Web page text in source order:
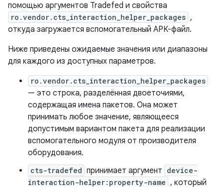
помощью аргументов Tradefed и свойства
ro.vendor.cts_interaction_helper_packages ,
откуда загружается вспомогательный APK-файл.
Ниже приведены ожидаемые значения или диапазоны
для каждого из доступных параметров.
ro.vendor.cts_interaction_helper_packages
— это строка, разделённая двоеточиями,
содержащая имена пакетов. Она может
принимать любое значение, являющееся
допустимым вариантом пакета для реализации
вспомогательного модуля от производителя
оборудования.
cts-tradefed принимает аргумент device-
interaction-helper:property-name , который